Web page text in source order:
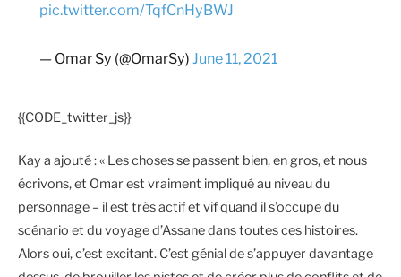
pic.twitter.com/TqfCnHyBWJ
— Omar Sy (@OmarSy)June 11, 2021
{{CODE_twitter_js}}
Kay a ajouté : « Les choses se passent bien, en gros, et nous
écrivons, et Omar est vraiment impliqué au niveau du
personnage – il est très actif et vif quand il s’occupe du
scénario et du voyage d’Assane dans toutes ces histoires.
Alors oui, c’est excitant. C’est génial de s’appuyer davantage